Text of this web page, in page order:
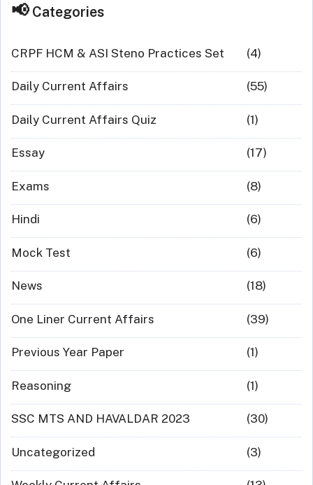
Categories
CRPF HCM & ASI Steno Practices Set (4)
Daily Current Affairs (55)
Daily Current Affairs Quiz (1)
Essay (17)
Exams (8)
Hindi (6)
Mock Test (6)
News (18)
One Liner Current Affairs (39)
Previous Year Paper (1)
Reasoning (1)
SSC MTS AND HAVALDAR 2023 (30)
Uncategorized (3)